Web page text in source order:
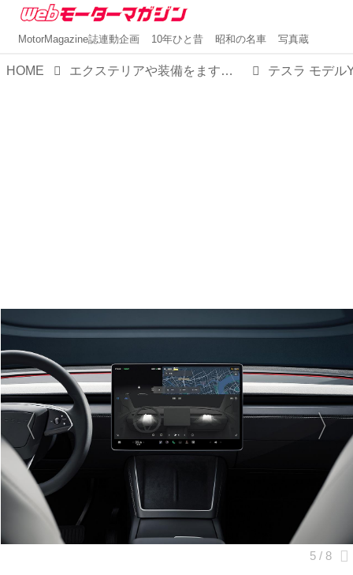
MotorMagazine誌連動企画 10年ひと昔 昭和の名車 写真蔵
HOME エクステリアや装備をますます先進的に変更。テスラがアップデートされた「モデルY」の受注を開始 テスラ モデル